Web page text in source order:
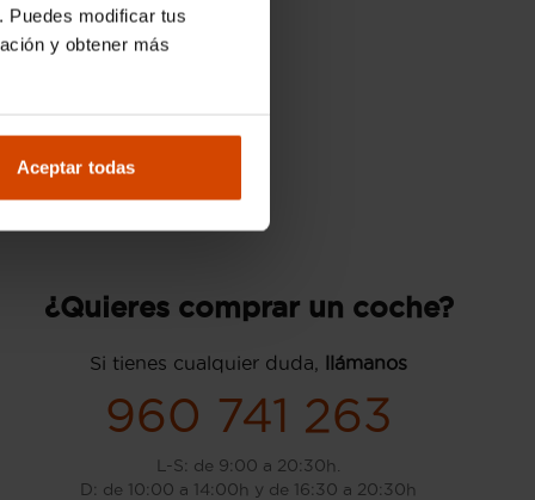
Puedes modificar tus
y obtener más
Aceptar todas
¿Quieres comprar un coche?
Si tienes cualquier duda, llámanos
960 741 263
L-S: de 9:00 a 20:30h.
D: de 10:00 a 14:00h y de 16:30 a 20:30h